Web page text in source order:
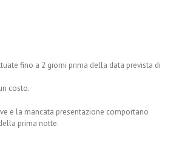
fino a 2 giorni prima della data prevista di
costo.
e la mancata presentazione comportano
prima notte.